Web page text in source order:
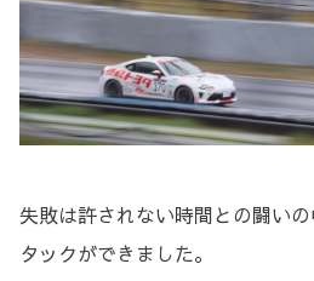
失敗は許されない時間との闘い
タックができました。